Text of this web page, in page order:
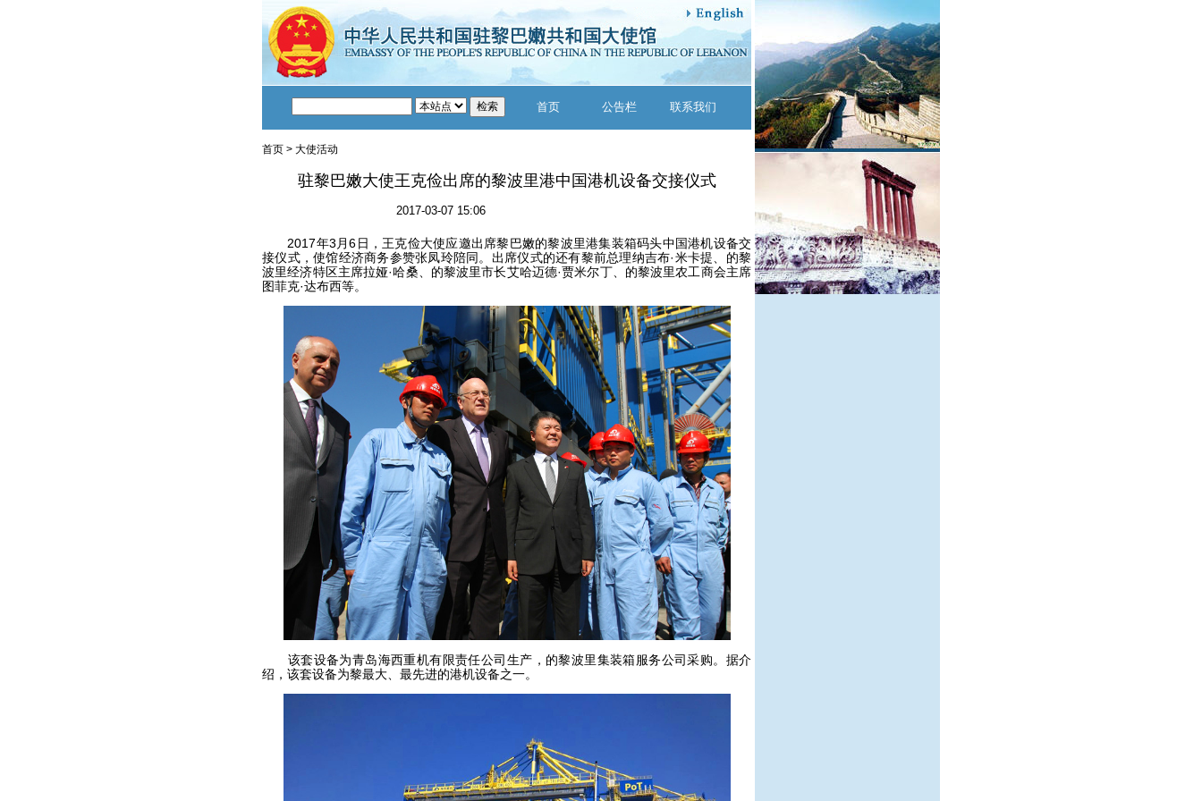
首页 公告栏 联系我们
首页 > 大使活动
驻黎巴嫩大使王克俭出席的黎波里港中国港机设备交接仪式
2017-03-07 15:06
2017年3月6日，王克俭大使应邀出席黎巴嫩的黎波里港集装箱码头中国港机设备交
接仪式，使馆经济商务参赞张凤玲陪同。出席仪式的还有黎前总理纳吉布·米卡提、的黎
波里经济特区主席拉娅·哈桑、的黎波里市长艾哈迈德·贾米尔丁、的黎波里农工商会主席
图菲克·达布西等。
该套设备为青岛海西重机有限责任公司生产，的黎波里集装箱服务公司采购。据介
绍，该套设备为黎最大、最先进的港机设备之一。